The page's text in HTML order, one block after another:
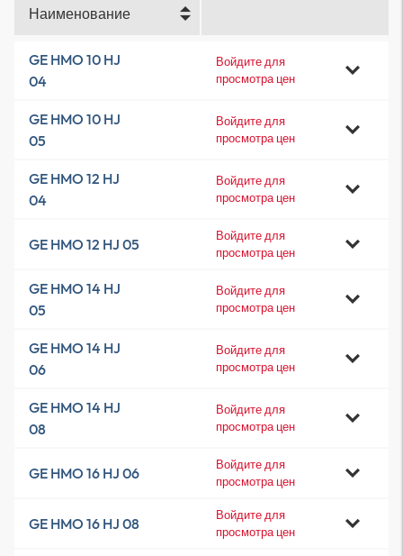
Наименование
GE HMO 10 HJ
04
Войдите для
просмотра цен
GE HMO 10 HJ
05
Войдите для
просмотра цен
GE HMO 12 HJ
04
Войдите для
просмотра цен
GE HMO 12 HJ 05
Войдите для
просмотра цен
GE HMO 14 HJ
05
Войдите для
просмотра цен
GE HMO 14 HJ
06
Войдите для
просмотра цен
GE HMO 14 HJ
08
Войдите для
просмотра цен
GE HMO 16 HJ 06
Войдите для
просмотра цен
GE HMO 16 HJ 08
Войдите для
просмотра цен